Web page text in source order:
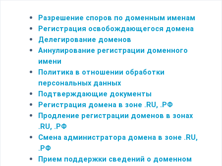
Разрешение споров по доменным именам
Регистрация освобождающегося домена
Делегирование доменов
Аннулирование регистрации доменного
имени
Политика в отношении обработки
персональных данных
Подтверждающие документы
Регистрация домена в зоне .RU, .РФ
Продление регистрации доменов в зонах
.RU, .РФ
Смена администратора домена в зоне .RU,
.РФ
Прием поддержки сведений о доменном